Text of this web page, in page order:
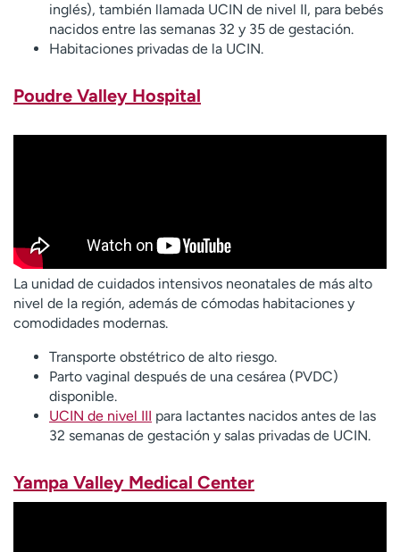
inglés), también llamada UCIN de nivel II, para bebés
nacidos entre las semanas 32 y 35 de gestación.
Habitaciones privadas de la UCIN.
Poudre Valley Hospital
La unidad de cuidados intensivos neonatales de más alto
nivel de la región, además de cómodas habitaciones y
comodidades modernas.
Transporte obstétrico de alto riesgo.
Parto vaginal después de una cesárea (PVDC)
disponible.
UCIN de nivel III para lactantes nacidos antes de las
32 semanas de gestación y salas privadas de UCIN.
Yampa Valley Medical Center